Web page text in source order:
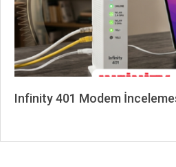
Infinity 401 Modem